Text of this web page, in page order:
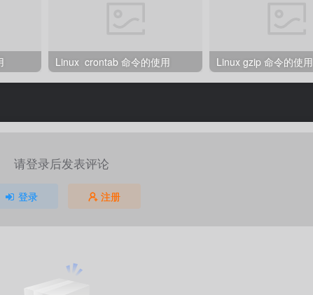
Linux crontab 命令的使用 Linux gzip 命令的使用
请登录后发表评论
登录 注册